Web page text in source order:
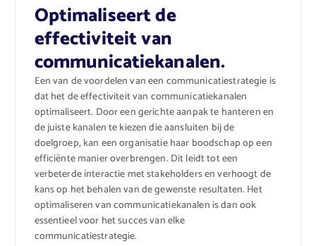
Optimaliseert de
effectiviteit van
communicatiekanalen.
Een van de voordelen van een communicatiestrategie is
dat het de effectiviteit van communicatiekanalen
optimaliseert. Door een gerichte aanpak te hanteren en
de juiste kanalen te kiezen die aansluiten bij de
doelgroep, kan een organisatie haar boodschap op een
efficiënte manier overbrengen. Dit leidt tot een
verbeterde interactie met stakeholders en verhoogt de
kans op het behalen van de gewenste resultaten. Het
optimaliseren van communicatiekanalen is dan ook
essentieel voor het succes van elke
communicatiestrategie.